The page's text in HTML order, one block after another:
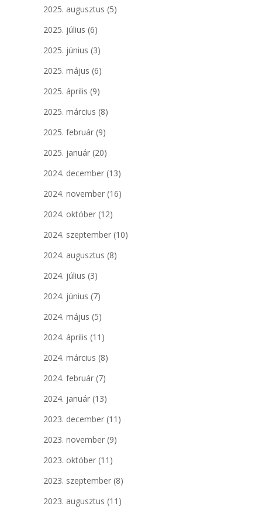
2025. augusztus (5)
2025. július (6)
2025. június (3)
2025. május (6)
2025. április (9)
2025. március (8)
2025. február (9)
2025. január (20)
2024. december (13)
2024. november (16)
2024. október (12)
2024. szeptember (10)
2024. augusztus (8)
2024. július (3)
2024. június (7)
2024. május (5)
2024. április (11)
2024. március (8)
2024. február (7)
2024. január (13)
2023. december (11)
2023. november (9)
2023. október (11)
2023. szeptember (8)
2023. augusztus (11)